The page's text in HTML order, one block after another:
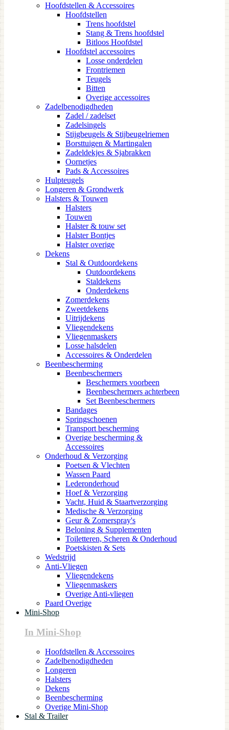
Hoofdstellen & Accessoires
Hoofdstellen
Trens hoofdstel
Stang & Trens hoofdstel
Bitloos Hoofdstel
Hoofdstel accessoires
Losse onderdelen
Frontriemen
Teugels
Bitten
Overige accessoires
Zadelbenodigdheden
Zadel / zadelset
Zadelsingels
Stijgbeugels & Stijbeugelriemen
Borsttuigen & Martingalen
Zadeldekjes & Sjabrakken
Oornetjes
Pads & Accessoires
Hulpteugels
Longeren & Grondwerk
Halsters & Touwen
Halsters
Touwen
Halster & touw set
Halster Bontjes
Halster overige
Dekens
Stal & Outdoordekens
Outdoordekens
Staldekens
Onderdekens
Zomerdekens
Zweetdekens
Uitrijdekens
Vliegendekens
Vliegenmaskers
Losse halsdelen
Accessoires & Onderdelen
Beenbescherming
Beenbeschermers
Beschermers voorbeen
Beenbeschermers achterbeen
Set Beenbeschermers
Bandages
Springschoenen
Transport bescherming
Overige bescherming &
Accessoires
Onderhoud & Verzorging
Poetsen & Vlechten
Wassen Paard
Lederonderhoud
Hoef & Verzorging
Vacht, Huid & Staartverzorging
Medische & Verzorging
Geur & Zomerspray's
Beloning & Supplementen
Toiletteren, Scheren & Onderhoud
Poetskisten & Sets
Wedstrijd
Anti-Vliegen
Vliegendekens
Vliegenmaskers
Overige Anti-vliegen
Paard Overige
Mini-Shop
In Mini-Shop
Hoofdstellen & Accessoires
Zadelbenodigdheden
Longeren
Halsters
Dekens
Beenbescherming
Overige Mini-Shop
Stal & Trailer